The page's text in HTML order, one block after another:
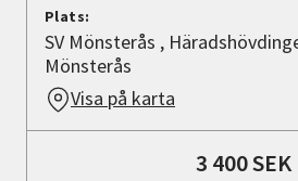
Plats:
SV Mönsterås ,
Mönsterås
Visa på karta
3 400 SEK